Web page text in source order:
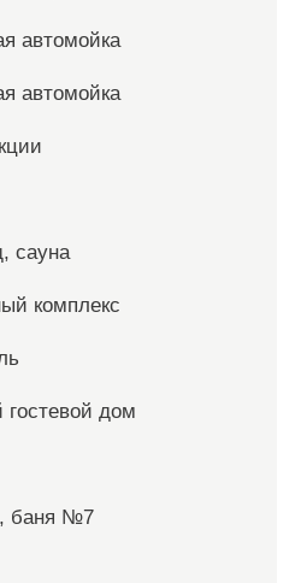
автомойка
автомойка
сауна
комплекс
дом
баня №7